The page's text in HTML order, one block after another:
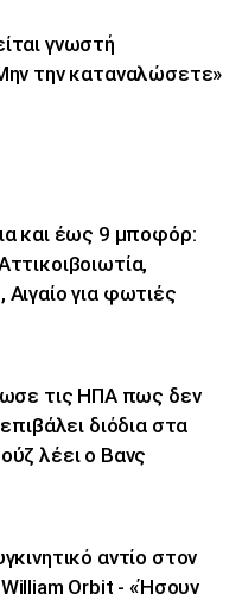
γνωστή
την καταναλώσετε»
και έως 9 μποφόρ:
για φωτιές
τις ΗΠΑ πως δεν
διόδια στα
λέει ο Βανς
αντίο στον
Orbit - «Ήσουν